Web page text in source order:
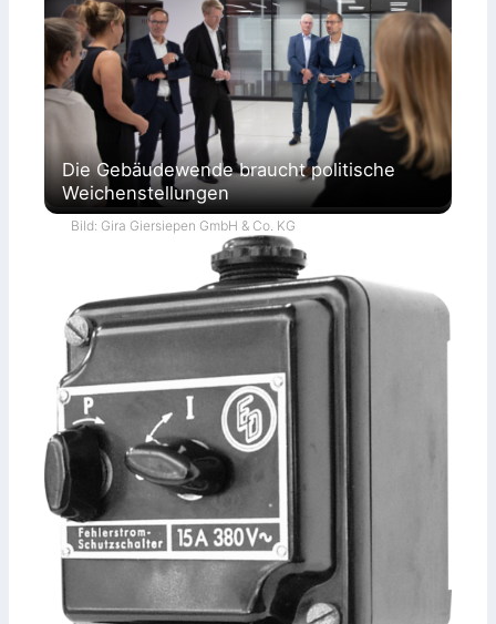
Die Gebäudewende braucht politische
Weichenstellungen
Bild: Gira Giersiepen GmbH & Co. KG